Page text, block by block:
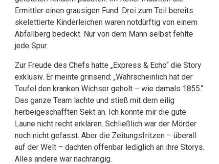
Ermittler einen grausigen Fund: Drei zum Teil bereits
skelettierte Kinderleichen waren notdürftig von einem
Abfallberg bedeckt. Nur von dem Mann selbst fehlte
jede Spur.
Zur Freude des Chefs hatte „Express & Echo“ die Story
exklusiv. Er meinte grinsend: „Wahrscheinlich hat der
Teufel den kranken Wichser geholt – wie damals 1855.“
Das ganze Team lachte und stieß mit dem eilig
herbeigeschafften Sekt an. Ich konnte mir die gute
Laune nicht recht erklären. Schließlich war der Mörder
noch nicht gefasst. Aber die Zeitungsfritzen – überall
auf der Welt – dachten offenbar lediglich an ihre Storys.
Alles andere war nachrangig.